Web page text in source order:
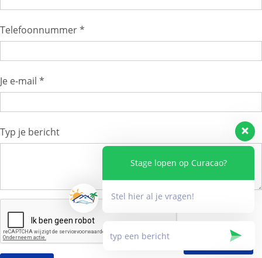
Telefoonnummer *
Je e-mail *
Typ je bericht
Stage lopen op Curacao?
Stel hier al je vragen!